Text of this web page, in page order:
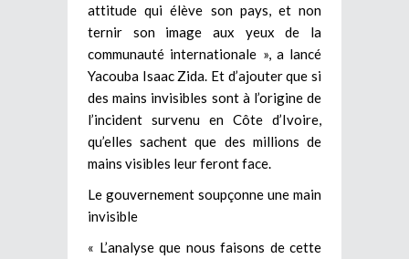
attitude qui élève son pays, et non
ternir son image aux yeux de la
communauté internationale », a lancé
Yacouba Isaac Zida. Et d’ajouter que si
des mains invisibles sont à l’origine de
l’incident survenu en Côte d’Ivoire,
qu’elles sachent que des millions de
mains visibles leur feront face.
Le gouvernement soupçonne une main
invisible
« L’analyse que nous faisons de cette